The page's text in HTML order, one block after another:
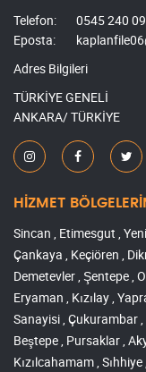
Telefon:
0545 240
Eposta:
Adres Bilgileri
TÜRKİYE GENELİ
ANKARA/ TÜRKİYE
HİZMET
Sincan , Etimesgut ,
Çankaya , Keçiören ,
Demetevler , Şentepe ,
Eryaman , Kızılay ,
Sanayisi , Çukurambar
Beştepe , Pursaklar ,
Kızılcahamam ,